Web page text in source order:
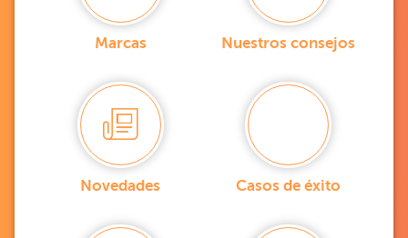
Marcas Nuestros consejos
Novedades Casos de éxito